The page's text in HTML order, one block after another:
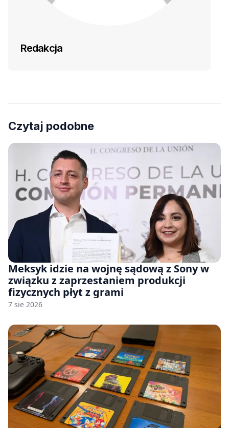
Redakcja
Czytaj podobne
Meksyk idzie na wojnę sądową z Sony w
związku z zaprzestaniem produkcji
fizycznych płyt z grami
7 sie 2026